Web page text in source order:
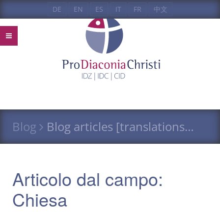
DE EN ES IT FR 中文
Blog Blog articles [translations…
Articolo dal campo:
Chiesa